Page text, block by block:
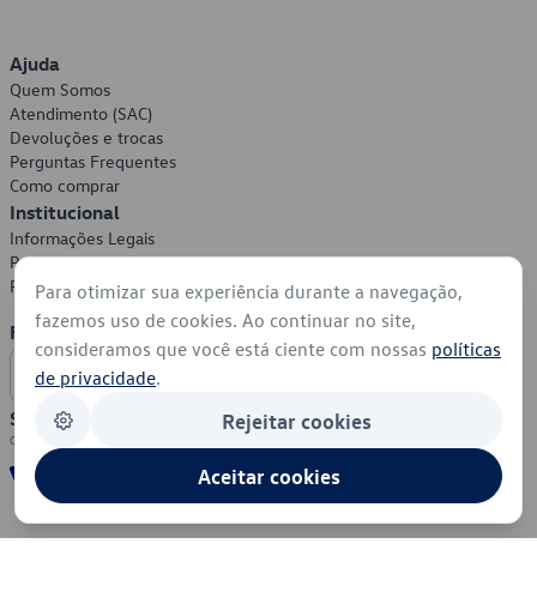
Ajuda
Quem Somos
Atendimento (SAC)
Devoluções e trocas
Perguntas Frequentes
Como comprar
Institucional
Informações Legais
Política de Privacidade
Política de Cookies
Formas de Pagamento
Segurança
Para otimizar sua experiência durante a navegação,
fazemos uso de cookies. Ao continuar no site,
consideramos que você está ciente com nossas políticas
de privacidade.
Rejeitar cookies
Aceitar cookies